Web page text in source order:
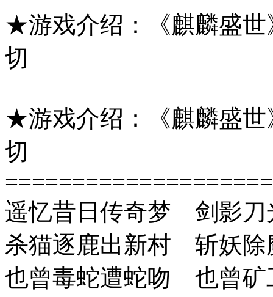
★游戏介绍：《麒麟盛世
切
★游戏介绍：《麒麟盛世
切
遥忆昔日传奇梦 剑影
杀猫逐鹿出新村 斩妖
也曾毒蛇遭蛇吻 也曾